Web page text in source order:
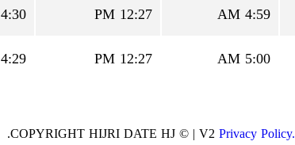
4:59 AM
12:27 PM
4:30 PM
5:00 AM
12:27 PM
4:29 PM
COPYRIGHT HIJRI DATE HJ © | V2Privacy Policy.